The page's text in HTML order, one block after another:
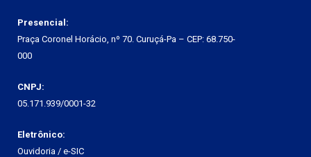
Presencial:
Praça Coronel Horácio, nº 70. Curuçá-Pa – CEP: 68.750-
000
CNPJ:
05.171.939/0001-32
Eletrônico:
Ouvidoria / e-SIC